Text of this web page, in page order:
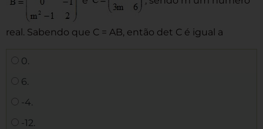
real. Sabendo que C = AB, então det C é igual a
0.
6.
-4.
-12.